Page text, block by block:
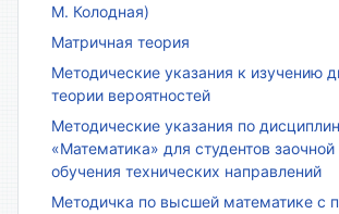
М. Колодная)
Матричная теория
Методические указания к изучению
теории вероятностей
Методические указания по
«Математика» для студентов
обучения технических направлений
Методичка по высшей математике с